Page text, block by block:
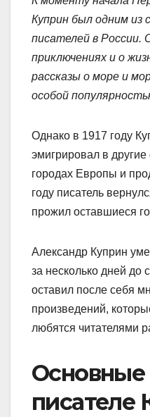
Куприн был одним из
писателей в России.
приключениях и о
рассказы о море и
особой
Однако в 1917 году
эмигрировал в
городах Европы и
году писатель
прожил оставшиеся
Александр Куприн
за несколько дней до
оставил после себя
произведений,
любятся читателями
писателе